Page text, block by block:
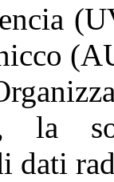
dati